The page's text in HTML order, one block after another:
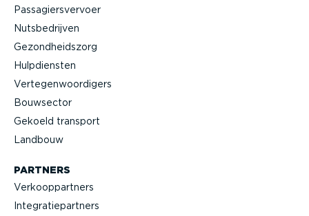
Passa­giers­vervoer
Nutsbe­drijven
Gezond­heidszorg
Hulpdiensten
Verte­gen­woor­digers
Bouwsector
Gekoeld transport
Landbouw
PARTNERS
Verkoop­partners
Integra­tie­partners